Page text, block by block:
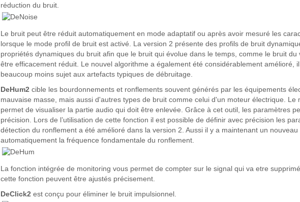
réduction du bruit.
Le bruit peut être réduit automatiquement en mode adaptatif ou après avoir mesuré les
lorsque le mode profil de bruit est activé. La version 2 présente des profils de bruit
propriétés dynamiques du bruit afin que le bruit qui évolue dans le temps, comme le bruit du
être efficacement réduit. Le nouvel algorithme a également été considérablement amélioré,
beaucoup moins sujet aux artefacts typiques de débruitage.
DeHum2 cible les bourdonnements et ronflements souvent générés par les équipements
mauvaise masse, mais aussi d'autres types de bruit comme celui d'un moteur électrique. Le
permet de visualiser la partie audio qui doit être enlevée. Grâce à cet outil, les paramètres
précision. Lors de l’utilisation de cette fonction il est possible de définir avec précision les
détection du ronflement a été amélioré dans la version 2. Aussi il y a maintenant un
automatiquement la fréquence fondamentale du ronflement.
La fonction intégrée de monitoring vous permet de compter sur le signal qui va etre
cette fonction peuvent être ajustés précisement.
DeClick2 est conçu pour éliminer le bruit impulsionnel.